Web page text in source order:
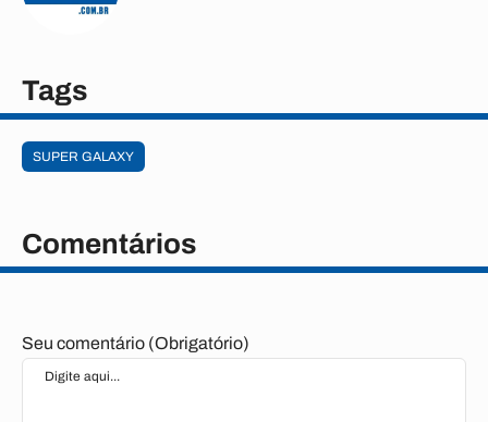
Tags
SUPER GALAXY
Comentários
Seu comentário (Obrigatório)